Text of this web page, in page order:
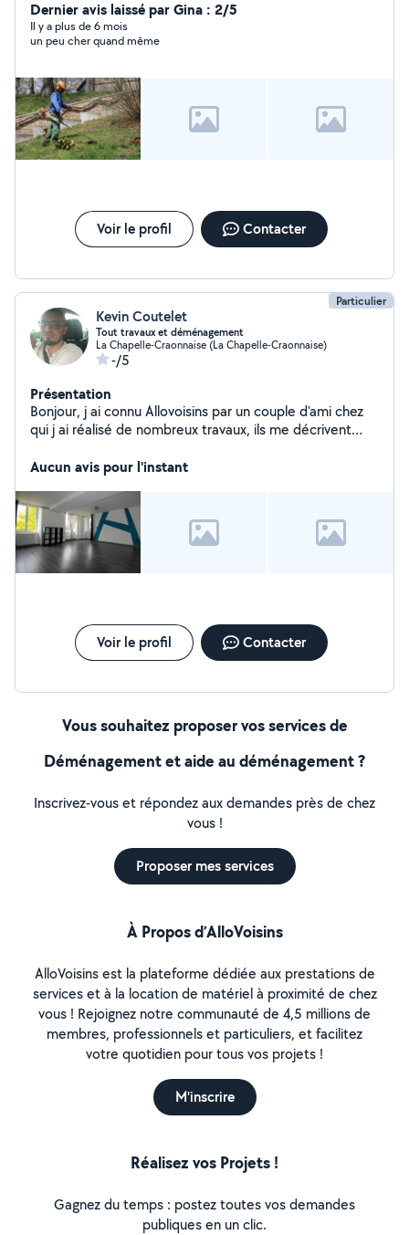
Dernier avis laissé par Gina : 2/5
Il y a plus de 6 mois
un peu cher quand même
Voir le profil Contacter
Particulier
Kevin Coutelet
Tout travaux et déménagement
La Chapelle-Craonnaise (La Chapelle-Craonnaise)
-/5
Présentation
Bonjour, j ai connu Allovoisins par un couple d'ami chez
qui j ai réalisé de nombreux travaux, ils me décrivent
temps à renover ma maison et bricoler pour des amis.
Aucun avis pour l'instant
Voir le profil Contacter
Vous souhaitez proposer vos services de
Déménagement et aide au déménagement ?
Inscrivez-vous et répondez aux demandes près de chez
vous !
Proposer mes services
À Propos d’AlloVoisins
AlloVoisins est la plateforme dédiée aux prestations de
services et à la location de matériel à proximité de chez
vous ! Rejoignez notre communauté de 4,5 millions de
membres, professionnels et particuliers, et facilitez
votre quotidien pour tous vos projets !
M'inscrire
Réalisez vos Projets !
Gagnez du temps : postez toutes vos demandes
publiques en un clic.